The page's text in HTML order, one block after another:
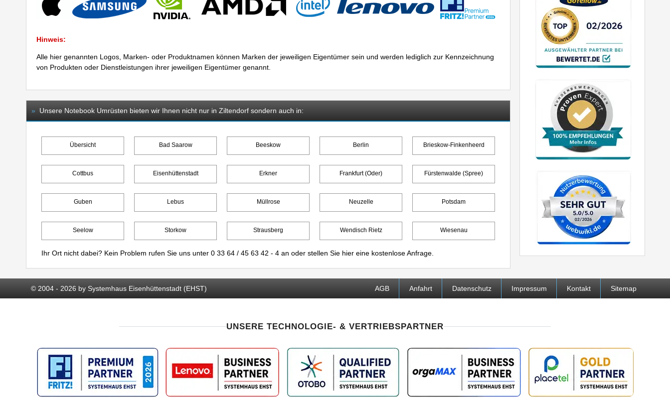
Hinweis:
Alle hier genannten Logos, Marken- oder Produktnamen können Marken der jeweiligen Eigentümer sein und werden lediglich zur Kennzeichnung
von Produkten oder Dienstleistungen ihrer jeweiligen Eigentümer genannt.
» Unsere Notebook Umrüsten bieten wir Ihnen nicht nur in Ziltendorf sondern auch in:
Übersicht Bad Saarow Beeskow Berlin Brieskow-Finkenheerd
Cottbus Eisenhüttenstadt Erkner Frankfurt (Oder) Fürstenwalde (Spree)
Guben Lebus Müllrose Neuzelle Potsdam
Seelow Storkow Strausberg Wendisch Rietz Wiesenau
Ihr Ort nicht dabei? Kein Problem rufen Sie uns unter 0 33 64 / 45 63 42 - 4 an oder stellen Sie hier eine kostenlose Anfrage.
© 2004 - 2026 by Systemhaus Eisenhüttenstadt (EHST) AGB Anfahrt Datenschutz Impressum Kontakt Sitemap
UNSERE TECHNOLOGIE- & VERTRIEBSPARTNER